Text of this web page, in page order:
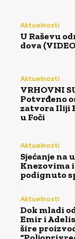
Aktuelnosti
U Raševu
dova
Aktuelnosti
VRHOVNI
Potvrđeno
zatvora Iliji
u Foči
Aktuelnosti
Sjećanje na
Knezovima
podignuto
Aktuelnosti
Dok mladi
Emir i
šire